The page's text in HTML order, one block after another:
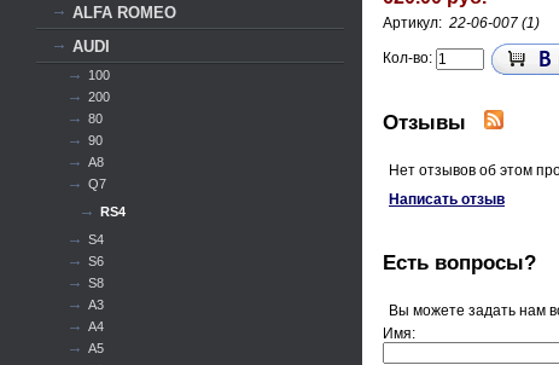
ALFA ROMEO
AUDI
100
200
80
90
A8
Q7
RS4
S4
S6
S8
А3
А4
А5
Артикул: 22-06-007 (1)
Кол-во:
Отзывы
Нет отзывов об этом
Написать отзыв
Есть вопросы?
Вы можете задать нам
Имя: